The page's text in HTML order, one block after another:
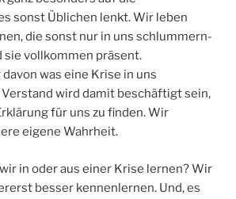
sonst Üblichen lenkt. Wir leben
die sonst nur in uns schlummern-
sie vollkommen präsent.
davon was eine Krise in uns
wird damit beschäftigt sein,
für uns zu finden. Wir
eigene Wahrheit.
in oder aus einer Krise lernen? Wir
besser kennenlernen. Und, es